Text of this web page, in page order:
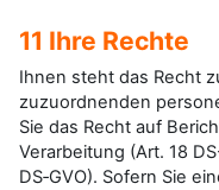
11 Ihre Rechte
Ihnen steht das Recht
zuzuordnenden
Sie das Recht auf
Verarbeitung (Art. 18
DS‑GVO). Sofern Sie